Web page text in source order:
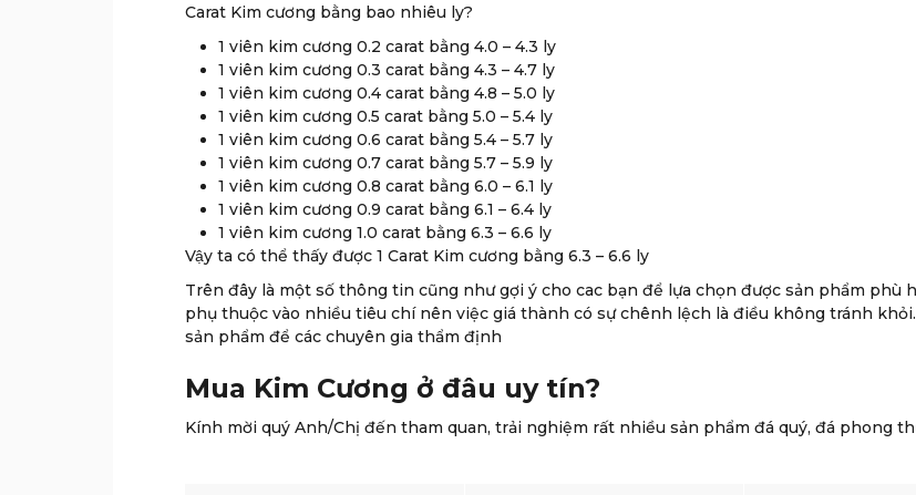
Carat Kim cương bằng bao nhiêu ly?
1 viên kim cương 0.2 carat bằng 4.0 – 4.3 ly
1 viên kim cương 0.3 carat bằng 4.3 – 4.7 ly
1 viên kim cương 0.4 carat bằng 4.8 – 5.0 ly
1 viên kim cương 0.5 carat bằng 5.0 – 5.4 ly
1 viên kim cương 0.6 carat bằng 5.4 – 5.7 ly
1 viên kim cương 0.7 carat bằng 5.7 – 5.9 ly
1 viên kim cương 0.8 carat bằng 6.0 – 6.1 ly
1 viên kim cương 0.9 carat bằng 6.1 – 6.4 ly
1 viên kim cương 1.0 carat bằng 6.3 – 6.6 ly
Vậy ta có thể thấy được 1 Carat Kim cương bằng 6.3 – 6.6 ly
Trên đây là một số thông tin cũng như gợi ý cho cac bạn để lựa chọn được sản phẩm phù
phụ thuộc vào nhiều tiêu chí nên việc giá thành có sự chênh lệch là điều không tránh
sản phẩm để các chuyên gia thẩm định
Mua Kim Cương ở đâu uy tín?
Kính mời quý Anh/Chị đến tham quan, trải nghiệm rất nhiều sản phẩm đá quý, đá phong